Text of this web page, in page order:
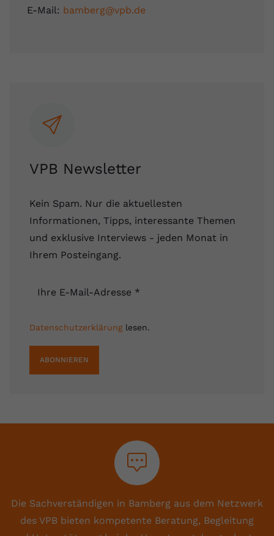
E-Mail: bamberg@vpb.de
VPB Newsletter
Kein Spam. Nur die aktuellesten
Informationen, Tipps, interessante Themen
und exklusive Interviews - jeden Monat in
Ihrem Posteingang.
Ihre E-Mail-Adresse *
Datenschutzerklärunglesen.
ABONNIEREN
Die Sachverständigen in Bamberg aus dem Netzwerk
des VPB bieten kompetente Beratung, Begleitung